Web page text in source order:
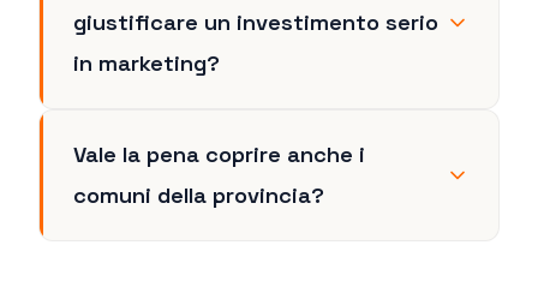
giustificare un investimento serio
in marketing?
Vale la pena coprire anche i
comuni della provincia?